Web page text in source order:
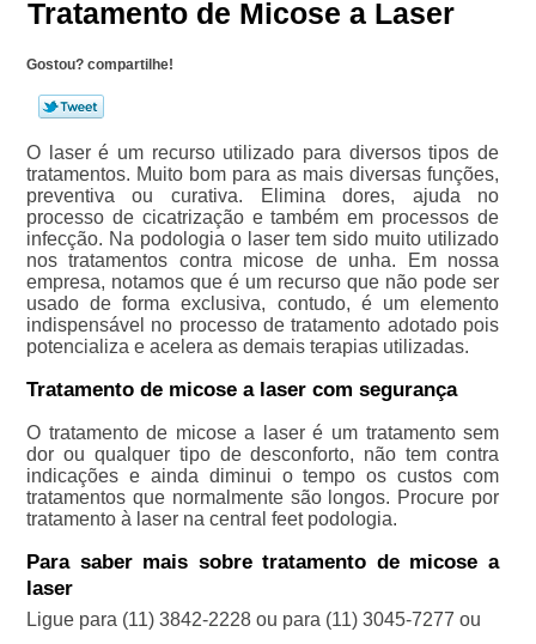
Tratamento de Micose a Laser
Gostou? compartilhe!
O laser é um recurso utilizado para diversos tipos de
tratamentos. Muito bom para as mais diversas funções,
preventiva ou curativa. Elimina dores, ajuda no
processo de cicatrização e também em processos de
infecção. Na podologia o laser tem sido muito utilizado
nos tratamentos contra micose de unha. Em nossa
empresa, notamos que é um recurso que não pode ser
usado de forma exclusiva, contudo, é um elemento
indispensável no processo de tratamento adotado pois
potencializa e acelera as demais terapias utilizadas.
Tratamento de micose a laser com segurança
O tratamento de micose a laser é um tratamento sem
dor ou qualquer tipo de desconforto, não tem contra
indicações e ainda diminui o tempo os custos com
tratamentos que normalmente são longos. Procure por
tratamento à laser na central feet podologia.
Para saber mais sobre tratamento de micose a
laser
Ligue para (11) 3842-2228ou para (11) 3045-7277 ou